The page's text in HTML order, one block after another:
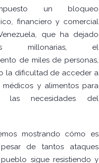
un bloqueo
financiero y comercial
que ha dejado
millonarias, el
de miles de personas,
la dificultad de acceder a
médicos y alimentos para
las necesidades del
mostrando cómo es
de tantos ataques
sigue resistiendo y